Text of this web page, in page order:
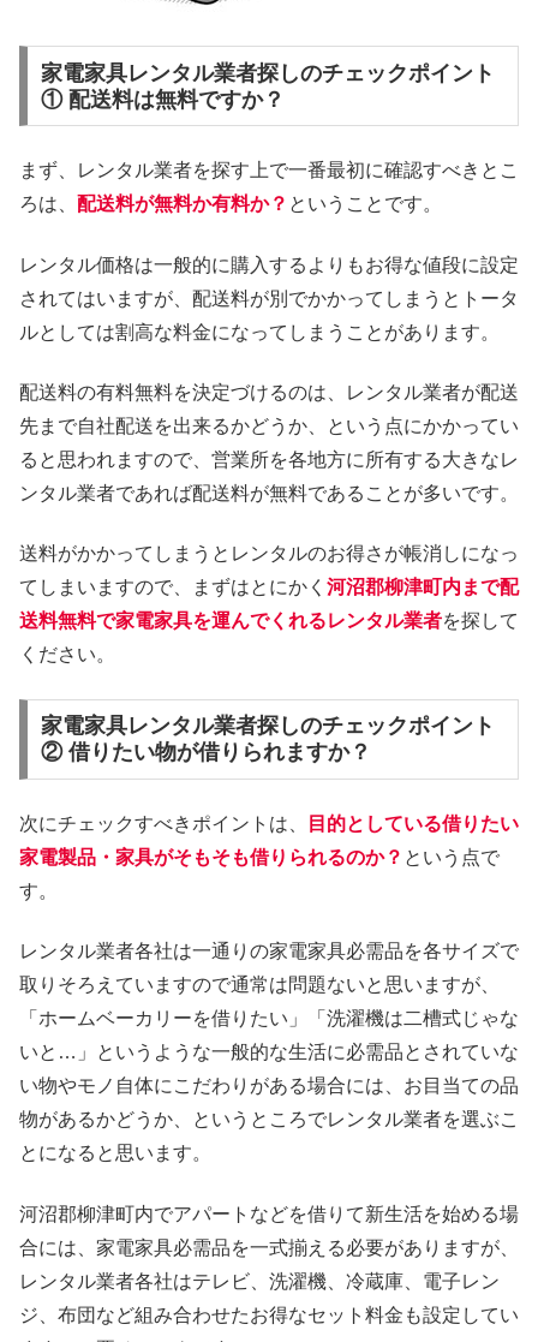
家電家具レンタル業者探しのチェックポイント
① 配送料は無料ですか？
まず、レンタル業者を探す上で一番最初に確認すべきとこ
ろは、 配送料が無料か有料か？ ということです。
レンタル価格は一般的に購入するよりもお得な値段に設定
されてはいますが、配送料が別でかかってしまうとトータ
ルとしては割高な料金になってしまうことがあります。
配送料の有料無料を決定づけるのは、レンタル業者が配送
先まで自社配送を出来るかどうか、という点にかかってい
ると思われますので、営業所を各地方に所有する大きなレ
ンタル業者であれば配送料が無料であることが多いです。
送料がかかってしまうとレンタルのお得さが帳消しになっ
てしまいますので、まずはとにかく 河沼郡柳津町内まで配
送料無料で家電家具を運んでくれるレンタル業者を探して
ください。
家電家具レンタル業者探しのチェックポイント
② 借りたい物が借りられますか？
次にチェックすべきポイントは、
目的としている借りたい
家電製品・家具がそもそも借りられるのか？ という点で
す。
レンタル業者各社は一通りの家電家具必需品を各サイズで
取りそろえていますので通常は問題ないと思いますが、
「ホームベーカリーを借りたい」「洗濯機は二槽式じゃな
いと…」というような一般的な生活に必需品とされていな
い物やモノ自体にこだわりがある場合には、お目当ての品
物があるかどうか、というところでレンタル業者を選ぶこ
とになると思います。
河沼郡柳津町内でアパートなどを借りて新生活を始める場
合には、家電家具必需品を一式揃える必要がありますが、
レンタル業者各社はテレビ、洗濯機、冷蔵庫、電子レン
ジ、布団など組み合わせたお得なセット料金も設定してい